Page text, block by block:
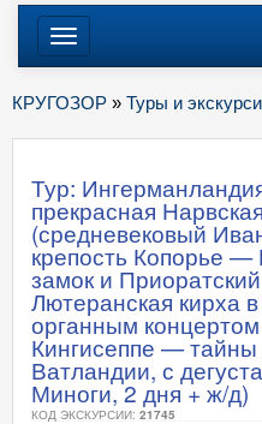
Меню
КРУГОЗОР » Туры и
Тур:
прекрасная
(средневековый
крепость Копорье —
замок и
Лютеранская кирха
органным
Кингисеппе —
Ватландии, с
Миноги, 2 дня + ж/д)
КОД ЭКСКУРСИИ: 21745